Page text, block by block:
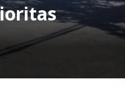
Turun
Batang-